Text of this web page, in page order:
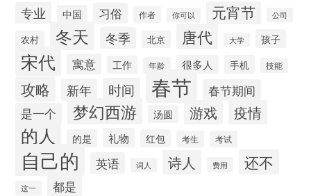
专业 中国 习俗 作者 你可以 元宵节 公司
农村 冬天 冬季 北京 唐代 大学 孩子
宋代 寓意 工作 年龄 很多人 手机 技能
攻略 新年 时间 春节 春节期间
是一个 梦幻西游 汤圆 游戏 疫情
的人 的是 礼物 红包 考生 考试
自己的 英语 词人 诗人 费用 还不
这一 都是